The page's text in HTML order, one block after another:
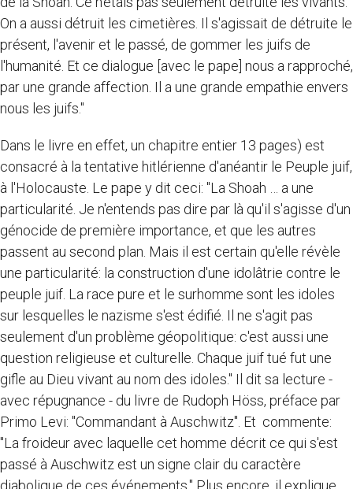
On a aussi détruit les cimetières. Il s'agissait de détruite le
présent, l'avenir et le passé, de gommer les juifs de
l'humanité. Et ce dialogue [avec le pape] nous a rapproché,
par une grande affection. Il a une grande empathie envers
nous les juifs."
Dans le livre en effet, un chapitre entier 13 pages) est
consacré à la tentative hitlérienne d'anéantir le Peuple juif,
à l'Holocauste. Le pape y dit ceci: "La Shoah … a une
particularité. Je n'entends pas dire par là qu'il s'agisse d'un
génocide de première importance, et que les autres
passent au second plan. Mais il est certain qu'elle révèle
une particularité: la construction d'une idolâtrie contre le
peuple juif. La race pure et le surhomme sont les idoles
sur lesquelles le nazisme s'est édifié. Il ne s'agit pas
seulement d'un problème géopolitique: c'est aussi une
question religieuse et culturelle. Chaque juif tué fut une
gifle au Dieu vivant au nom des idoles." Il dit sa lecture -
avec répugnance - du livre de Rudoph Höss, préface par
Primo Levi: "Commandant à Auschwitz". Et commente:
"La froideur avec laquelle cet homme décrit ce qui s'est
passé à Auschwitz est un signe clair du caractère
diabolique de ces événements." Plus encore, il explique